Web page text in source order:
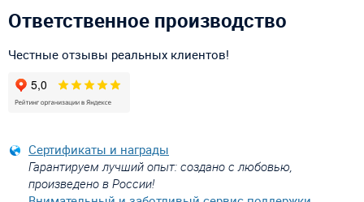
Ответственное производство
Честные отзывы реальных клиентов!
Сертификаты и награды
Гарантируем лучший опыт: создано с любовью,
произведено в России!